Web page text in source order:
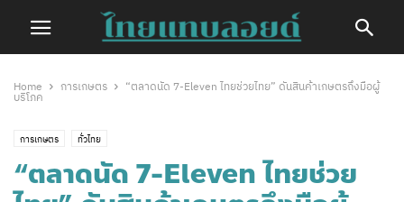
Home การเกษตร
“ตลาดนัด 7-Eleven ไทยช่วยไทย” ดันสินค้าเกษตรถึงมือผู้
บริโภค
การเกษตร ทั่วไทย
“ตลาดนัด 7-Eleven ไทยช่วย